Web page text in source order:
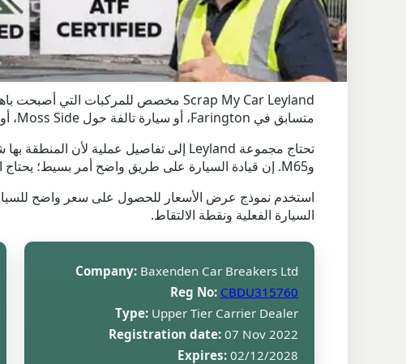
متسابق في Farington، أو سيارة تالفة حول Moss Side، أو مركبة غير مرغوب فيها متوقفة باتجاه Worden، أو الطرق الجانبية Buckshaw أو Bamber Bridge.
وM65. إن قيادة السيارة على طريق واضح أمر بسيط؛ يحتاج الشخص الذي ليس لديه مفتاح أو إطارات مسطحة أو مكابح معطلة إلى مزيد من التخطيط.
السيارة الفعلية ونقطة الالتقاط.
Company: Baxenden Car Breakers Ltd
Reg No: CBDU315760
Type: Upper Tier Carrier Dealer
Registration date: 07 Nov 2022
Expires: 02/12/2028